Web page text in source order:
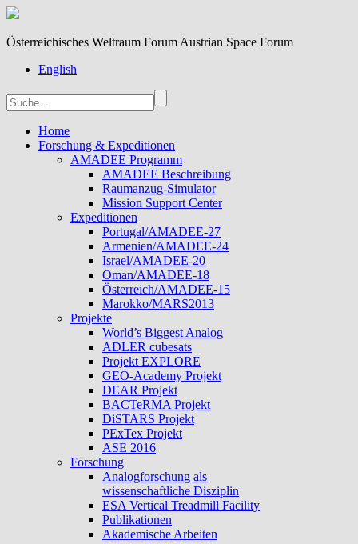
Österreichisches Weltraum Forum Austrian Space Forum
English
Home
Forschung & Expeditionen
AMADEE Programm
AMADEE Beschreibung
Raumanzug-Simulator
Mission Support Center
Expeditionen
Portugal/AMADEE-27
Armenien/AMADEE-24
Israel/AMADEE-20
Oman/AMADEE-18
Österreich/AMADEE-15
Marokko/MARS2013
Projekte
World’s Biggest Analog
ADLER cubesats
Projekt EXPLORE
GEO-Academy Projekt
DEAR Projekt
BACTeRMA Projekt
DiSTARS Projekt
PExTex Projekt
ASE 2016
Forschung
Analogforschung als
wissenschaftliche Disziplin
ESA Vertical Treadmill Facility
Publikationen
Akademische Arbeiten